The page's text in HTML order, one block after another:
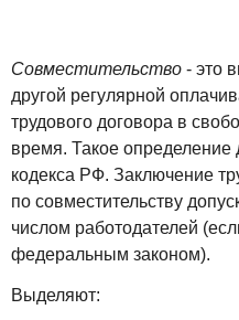
Совместительство - это
другой регулярной
трудового договора в
время. Такое определение
кодекса РФ. Заключение
по совместительству
числом работодателей
федеральным законом).
Выделяют: